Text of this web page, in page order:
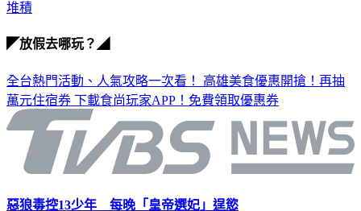
垃圾
全台熱門活動、人氣攻略一次看！高雄美食優惠開搶！再抽
萬元住宿券下載食尚玩家APP！免費領取優惠券